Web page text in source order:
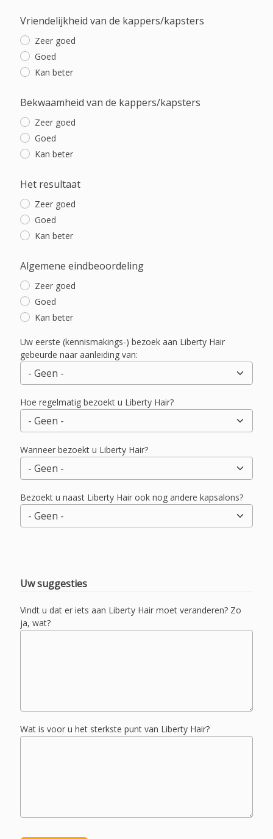
Vriendelijkheid van de kappers/kapsters
Zeer goed
Goed
Kan beter
Bekwaamheid van de kappers/kapsters
Zeer goed
Goed
Kan beter
Het resultaat
Zeer goed
Goed
Kan beter
Algemene eindbeoordeling
Zeer goed
Goed
Kan beter
Uw eerste (kennismakings-) bezoek aan Liberty Hair
gebeurde naar aanleiding van:
Hoe regelmatig bezoekt u Liberty Hair?
Wanneer bezoekt u Liberty Hair?
Bezoekt u naast Liberty Hair ook nog andere kapsalons?
Uw suggesties
Vindt u dat er iets aan Liberty Hair moet veranderen? Zo
ja, wat?
Wat is voor u het sterkste punt van Liberty Hair?